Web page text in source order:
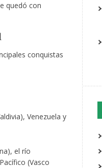
quedó con
conquistas
Venezuela y
el río
(Vasco